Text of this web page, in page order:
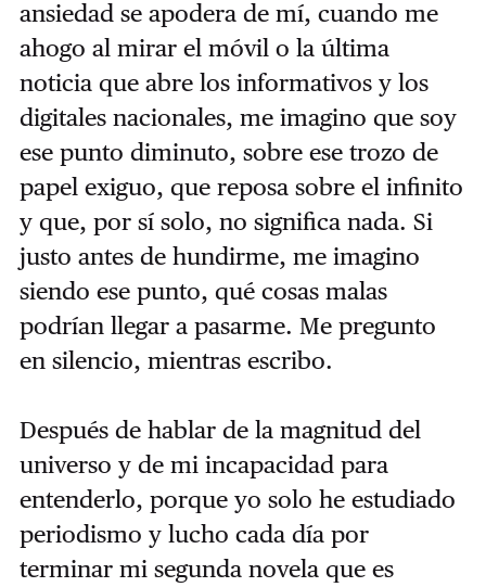
ansiedad se apodera de mí, cuando me
ahogo al mirar el móvil o la última
noticia que abre los informativos y los
digitales nacionales, me imagino que soy
ese punto diminuto, sobre ese trozo de
papel exiguo, que reposa sobre el infinito
y que, por sí solo, no significa nada. Si
justo antes de hundirme, me imagino
siendo ese punto, qué cosas malas
podrían llegar a pasarme. Me pregunto
en silencio, mientras escribo.
Después de hablar de la magnitud del
universo y de mi incapacidad para
entenderlo, porque yo solo he estudiado
periodismo y lucho cada día por
terminar mi segunda novela que es